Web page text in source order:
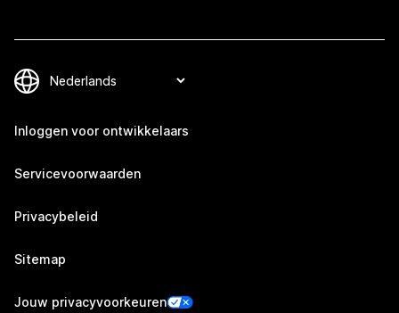
Inloggen voor ontwikkelaars
Servicevoorwaarden
Privacybeleid
Sitemap
Jouw privacyvoorkeuren